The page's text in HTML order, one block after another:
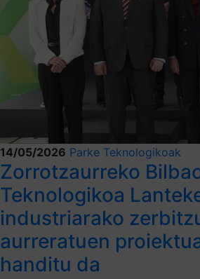
14/05/2026 Parke Teknologikoak
Zorrotzaurreko
Teknologikoa
industriarako
aurreratuen
handitu da